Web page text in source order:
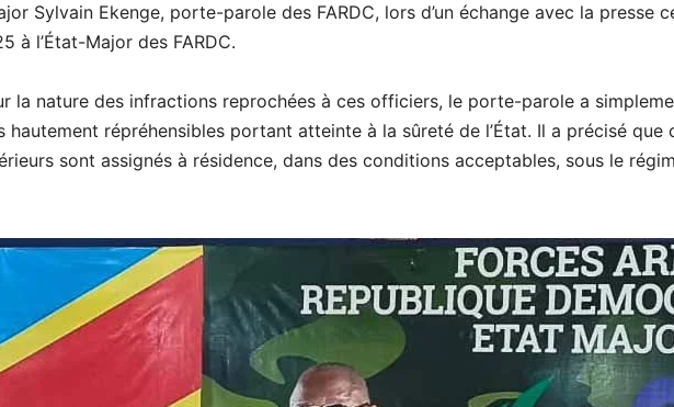
Sylvain Ekenge, porte-parole des FARDC, lors d’un échange avec la presse
à l’État-Major des FARDC.
la nature des infractions reprochées à ces officiers, le porte-parole a
hautement répréhensibles portant atteinte à la sûreté de l’État. Il a précisé que
sont assignés à résidence, dans des conditions acceptables, sous le